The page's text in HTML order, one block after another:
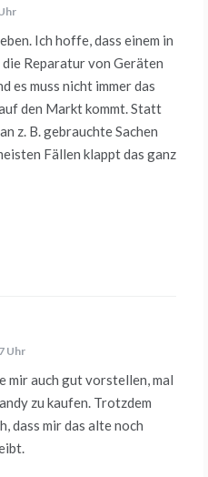
Ich hoffe, dass einem in
Reparatur von Geräten
es muss nicht immer das
den Markt kommt. Statt
z. B. gebrauchte Sachen
Fällen klappt das ganz
Uhr
mir auch gut vorstellen, mal
zu kaufen. Trotzdem
dass mir das alte noch